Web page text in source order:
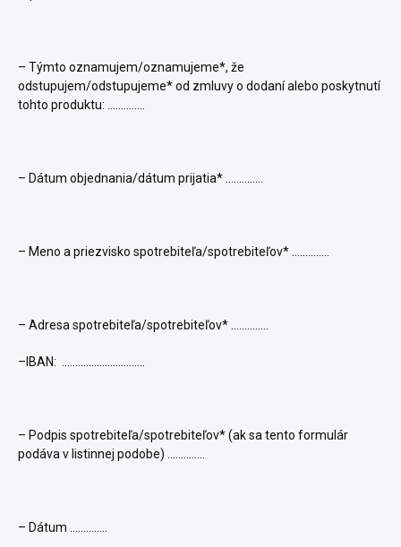
– Týmto oznamujem/oznamujeme*, že
odstupujem/odstupujeme* od zmluvy o dodaní alebo poskytnutí
tohto produktu: ..............
– Dátum objednania/dátum prijatia* ..............
– Meno a priezvisko spotrebiteľa/spotrebiteľov* ..............
– Adresa spotrebiteľa/spotrebiteľov* ..............
–IBAN: ...............................
– Podpis spotrebiteľa/spotrebiteľov* (ak sa tento formulár
podáva v listinnej podobe) ..............
– Dátum ..............